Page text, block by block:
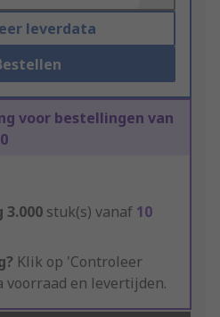
leverdata
voor bestellingen van
3.000 stuk(s) vanaf 10
Klik op 'Controleer
voorraad en levertijden.